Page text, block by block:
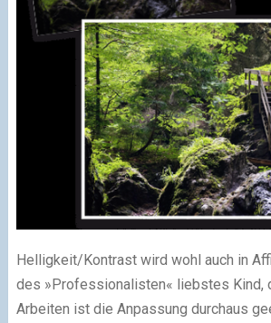
Helligkeit/Kontrast wird wohl auch in
des »Professionalisten« liebstes Kind,
Arbeiten ist die Anpassung durchaus